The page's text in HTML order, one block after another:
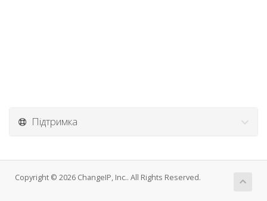
Підтримка
Copyright © 2026 ChangeIP, Inc.. All Rights Reserved.